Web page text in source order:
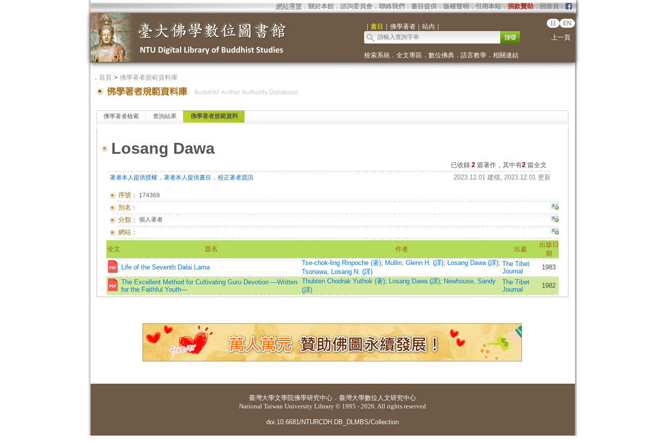
網站導覽 ． 關於本館． 諮詢委員會． 聯絡我們 ． 書目提供． 版權聲明 ． 引用本站． 捐款贊助．回首頁．
｜ 書目 ｜ 佛學著者｜ 站內 ｜ 日 EN
上一頁
檢索系統． 全文專區 ． 數位佛典． 語言教學． 相關連結
． 首頁> 佛學著者規範資料庫
佛學著者檢索 查詢結果 佛學著者規範資料
Losang Dawa
已收錄 2 篇著作，其中有2篇全文
著者本人提供授權． 著者本人提供書目 ． 校正著者資訊 2023.12.01 建檔, 2023.12.01 更新
序號： 174369
別名：
分類： 個人著者
網站：
全文 題名 作者 出處
出版日
期
Life of the Seventh Dalai Lama
Tse-chok-ling Rinpoche (著); Mullin, Glenn H. (譯); Losang Dawa (譯);
Tsonawa, Losang N. (譯)
The Tibet
Journal
1983
The Excellent Method for Cultivating Guru Devotion —Written
for the Faithful Youth—
Thubten Chodrak Yuthok (著); Losang Dawa (譯); Newhouse, Sandy
(譯)
The Tibet
Journal
1982
臺灣大學文學院佛學研究中心 ． 臺灣大學數位人文研究中心
National Taiwan University Library © 1995 - 2026. All rights reserved
doi:10.6681/NTURCDH.DB_DLMBS/Collection